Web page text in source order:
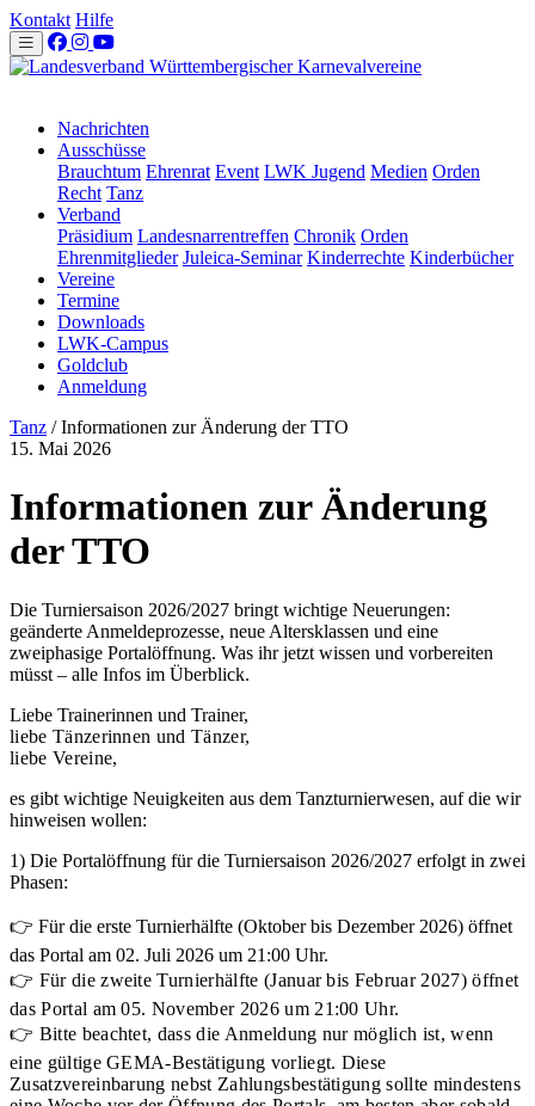
Kontakt Hilfe
Nachrichten
Ausschüsse
Brauchtum Ehrenrat Event LWK Jugend Medien Orden
Recht Tanz
Verband
Präsidium Landesnarrentreffen Chronik Orden
Ehrenmitglieder Juleica-Seminar Kinderrechte Kinderbücher
Vereine
Termine
Downloads
LWK-Campus
Goldclub
Anmeldung
Tanz /Informationen zur Änderung der TTO
15. Mai 2026
Informationen zur Änderung
der TTO
Die Turniersaison 2026/2027 bringt wichtige Neuerungen:
geänderte Anmeldeprozesse, neue Altersklassen und eine
zweiphasige Portalöffnung. Was ihr jetzt wissen und vorbereiten
müsst – alle Infos im Überblick.
Liebe Trainerinnen und Trainer,
liebe Tänzerinnen und Tänzer,
liebe Vereine,
es gibt wichtige Neuigkeiten aus dem Tanzturnierwesen, auf die wir
hinweisen wollen:
1) Die Portalöffnung für die Turniersaison 2026/2027 erfolgt in zwei
Phasen:
👉 Für die erste Turnierhälfte (Oktober bis Dezember 2026) öffnet
das Portal am 02. Juli 2026 um 21:00 Uhr.
👉 Für die zweite Turnierhälfte (Januar bis Februar 2027) öffnet
das Portal am 05. November 2026 um 21:00 Uhr.
👉 Bitte beachtet, dass die Anmeldung nur möglich ist, wenn
eine gültige GEMA-Bestätigung vorliegt. Diese
Zusatzvereinbarung nebst Zahlungsbestätigung sollte mindestens